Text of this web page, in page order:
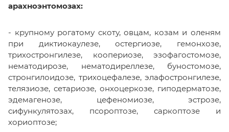
арахноэнтомозах:
- крупному рогатому скоту, овцам, козам и оленям
при диктиокаулезе, остергиозе, гемонхозе,
трихостронгилезе, коопериозе, эзофагостомозе,
нематодирозе, нематодиреллезе, буностомозе,
стронгилоидозе, трихоцефалезе, элафостронгилезе,
телязиозе, сетариозе, онхоцеркозе, гиподерматозе,
эдемагенозе, цефеномиозе, эстрозе,
сифункулятозах, псороптозе, саркоптозе и
хориоптозе;